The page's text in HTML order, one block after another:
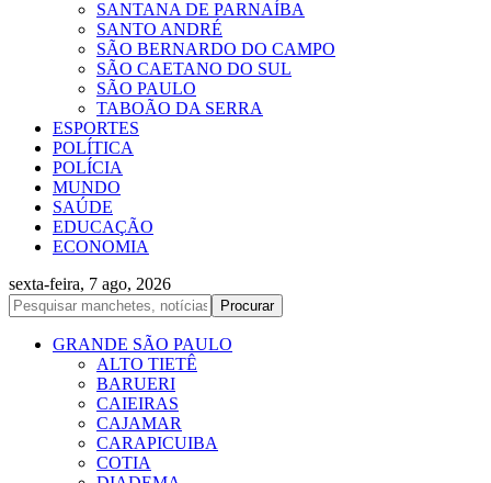
SANTANA DE PARNAÍBA
SANTO ANDRÉ
SÃO BERNARDO DO CAMPO
SÃO CAETANO DO SUL
SÃO PAULO
TABOÃO DA SERRA
ESPORTES
POLÍTICA
POLÍCIA
MUNDO
SAÚDE
EDUCAÇÃO
ECONOMIA
sexta-feira, 7 ago, 2026
GRANDE SÃO PAULO
ALTO TIETÊ
BARUERI
CAIEIRAS
CAJAMAR
CARAPICUIBA
COTIA